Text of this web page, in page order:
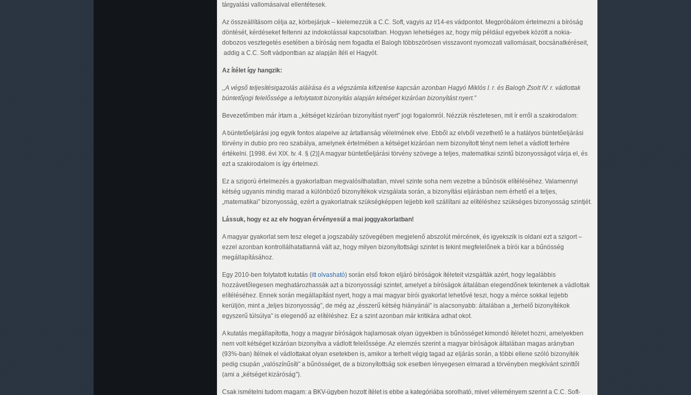
tárgyalási vallomásaival ellentétesek.
Az összeállításom célja az, körbejárjuk – kielemezzük a C.C. Soft, vagyis az I/14-es vádpontot. Megpróbálom értelmezni a bíróság
döntését, kérdéseket feltenni az indokolással kapcsolatban. Hogyan lehetséges az, hogy míg például egyebek között a nokia-
dobozos vesztegetés esetében a bíróság nem fogadta el Balogh többszörösen visszavont nyomozati vallomásait, bocsánatkéréseit,
addig a C.C. Soft vádpontban az alapján ítéli el Hagyót.
Az ítélet így hangzik:
,,A végső teljesítésigazolás aláírása és a végszámla kifizetése kapcsán azonban Hagyó Miklós I. r. és Balogh Zsolt IV. r. vádlottak
büntetőjogi felelőssége a lefolytatott bizonyítás alapján kétséget kizáróan bizonyítást nyert.”
Bevezetőmben már írtam a ,,kétséget kizáróan bizonyítást nyert” jogi fogalomról. Nézzük részletesen, mit ír erről a szakirodalom:
A büntetőeljárási jog egyik fontos alapelve az ártatlanság vélelmének elve. Ebből az elvből vezethető le a hatályos büntetőeljárási
törvény in dubio pro reo szabálya, amelynek értelmében a kétséget kizáróan nem bizonyított tényt nem lehet a vádlott terhére
értékelni. [1998. évi XIX. tv. 4. § (2)] A magyar büntetőeljárási törvény szövege a teljes, matematikai szintű bizonyosságot várja el, és
ezt a szakirodalom is így értelmezi.
Ez a szigorú értelmezés a gyakorlatban megvalósíthatatlan, mivel szinte soha nem vezetne a bűnösök elítéléséhez. Valamennyi
kétség ugyanis mindig marad a különböző bizonyítékok vizsgálata során, a bizonyítási eljárásban nem érhető el a teljes,
„matematikai” bizonyosság, ezért a gyakorlatnak szükségképpen lejjebb kell szállítani az elítéléshez szükséges bizonyosság szintjét.
Lássuk, hogy ez az elv hogyan érvényesül a mai joggyakorlatban!
A magyar gyakorlat sem tesz eleget a jogszabály szövegében megjelenő abszolút mércének, és igyekszik is oldani ezt a szigort –
ezzel azonban kontrollálhatatlanná vált az, hogy milyen bizonyítottsági szintet is tekint megfelelőnek a bírói kar a bűnösség
megállapításához.
Egy 2010-ben folytatott kutatás (itt olvasható) során első fokon eljáró bíróságok ítéleteit vizsgálták azért, hogy legalábbis
hozzávetőlegesen meghatározhassák azt a bizonyossági szintet, amelyet a bíróságok általában elegendőnek tekintenek a vádlottak
elítéléséhez. Ennek során megállapítást nyert, hogy a mai magyar bírói gyakorlat lehetővé teszi, hogy a mérce sokkal lejjebb
kerüljön, mint a „teljes bizonyosság”, de még az „ésszerű kétség hiányánál” is alacsonyabb: általában a „terhelő bizonyítékok
egyszerű túlsúlya” is elegendő az elítéléshez. Ez a szint azonban már kritikára adhat okot.
A kutatás megállapította, hogy a magyar bíróságok hajlamosak olyan ügyekben is bűnösséget kimondó ítéletet hozni, amelyekben
nem volt kétséget kizáróan bizonyítva a vádlott felelőssége. Az elemzés szerint a magyar bíróságok általában magas arányban
(93%-ban) ítélnek el vádlottakat olyan esetekben is, amikor a terhelt végig tagad az eljárás során, a többi ellene szóló bizonyíték
pedig csupán „valószínűsíti” a bűnösséget, de a bizonyítottság sok esetben lényegesen elmarad a törvényben megkívánt szinttől
(ami a „kétséget kizáróság”).
Csak ismételni tudom magam: a BKV-ügyben hozott ítélet is ebbe a kategóriába sorolható, mivel véleményem szerint a C.C. Soft-